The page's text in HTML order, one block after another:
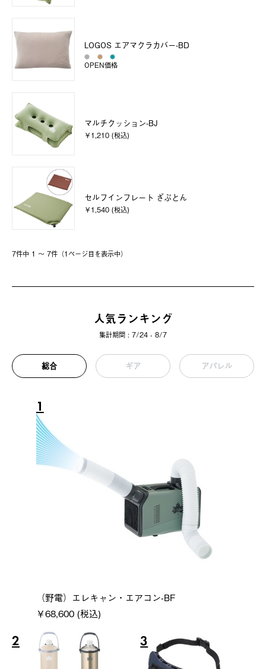
LOGOS エアマクラカバー-BD
OPEN価格
マルチクッション-BJ
￥1,210 (税込)
セルフインフレート ざぶとん
￥1,540 (税込)
7件中 1 〜 7件（1ページ⽬を表⽰中）
人気ランキング
集計期間 : 7/24 - 8/7
総合 ギア アパレル
1
（野電）エレキャン・エアコン-BF
￥68,600 (税込)
2 3